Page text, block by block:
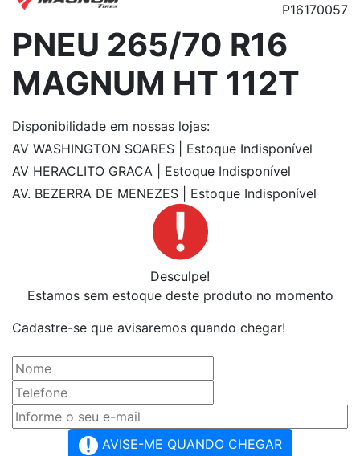
P16170057
PNEU 265/70 R16
MAGNUM HT 112T
Disponibilidade em nossas lojas:
AV WASHINGTON SOARES | Estoque Indisponível
AV HERACLITO GRACA | Estoque Indisponível
AV. BEZERRA DE MENEZES | Estoque Indisponível
Desculpe!
Estamos sem estoque deste produto no momento
Cadastre-se que avisaremos quando chegar!
AVISE-ME QUANDO CHEGAR